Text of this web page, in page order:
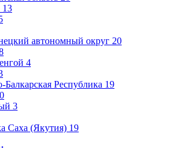
13
автономный округ 20
4
Балкарская Республика 19
3
Саха (Якутия) 19